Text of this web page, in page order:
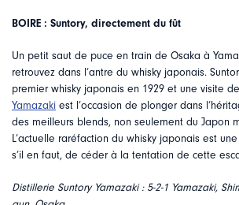
BOIRE : Suntory, directement du fût
Un petit saut de puce en train de Osaka à
retrouvez dans l’antre du whisky japonais.
premier whisky japonais en 1929 et une visite
Yamazaki est l’occasion de plonger dans
des meilleurs blends, non seulement du Japon
L’actuelle raréfaction du whisky japonais est
s’il en faut, de céder à la tentation de cette
Distillerie Suntory Yamazaki : 5-2-1 Yamazaki,